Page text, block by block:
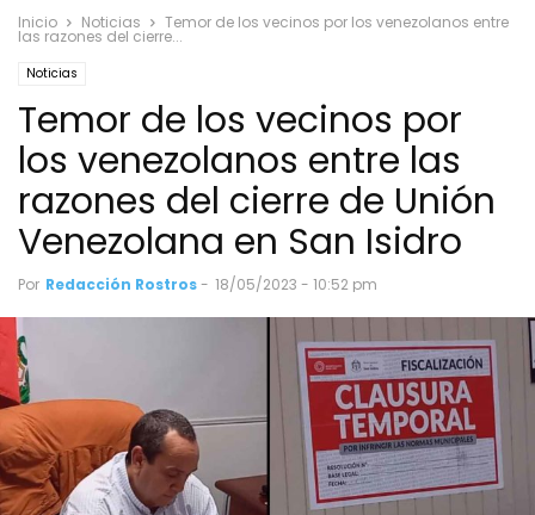
Inicio Noticias Temor de los vecinos por los venezolanos entre
las razones del cierre...
Noticias
Temor de los vecinos por
los venezolanos entre las
razones del cierre de Unión
Venezolana en San Isidro
Por Redacción Rostros- 18/05/2023 - 10:52 pm